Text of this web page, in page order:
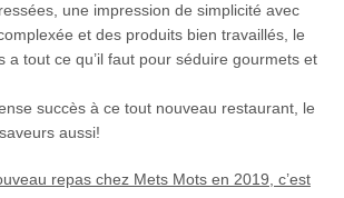
une impression de simplicité avec
et des produits bien travaillés, le
a tout ce qu’il faut pour séduire gourmets et
succès à ce tout nouveau restaurant, le
aussi!
repas chez Mets Mots en 2019, c’est